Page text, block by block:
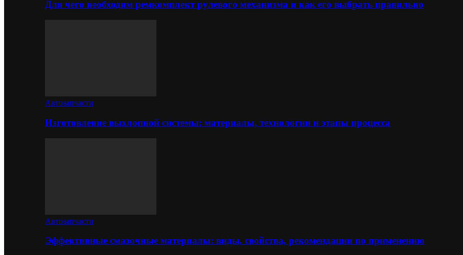
Для чего необходим ремкомплект рулевого механизма и как его выбрать правильно
Автозапчасти
Изготовление выхлопной системы: материалы, технологии и этапы процесса
Автозапчасти
Эффективные смазочные материалы: виды, свойства, рекомендации по применению